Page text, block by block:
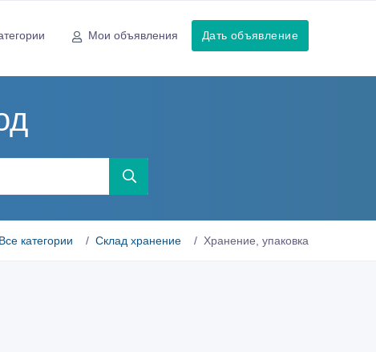
Мои объявления Дать объявление
Все категории Склад хранение Хранение, упаковка